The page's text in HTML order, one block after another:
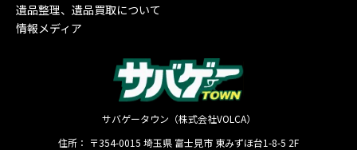
遺品整理、遺品買取について
情報メディア
サバゲータウン（株式会社VOLCA）
住所： 〒354-0015 埼玉県 富士見市 東みずほ台1-8-5 2F